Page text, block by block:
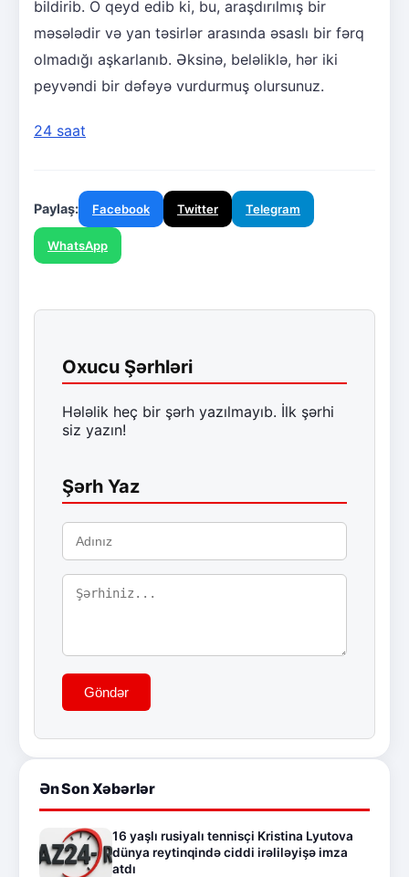
bildirib. O qeyd edib ki, bu, araşdırılmış bir
məsələdir və yan təsirlər arasında əsaslı bir fərq
olmadığı aşkarlanıb. Əksinə, beləliklə, hər iki
peyvəndi bir dəfəyə vurdurmuş olursunuz.
24 saat
Paylaş: Facebook Twitter Telegram
WhatsApp
Oxucu Şərhləri
Hələlik heç bir şərh yazılmayıb. İlk şərhi
siz yazın!
Şərh Yaz
Göndər
Ən Son Xəbərlər
16 yaşlı rusiyalı tennisçi Kristina Lyutova
dünya reytinqində ciddi irəliləyişə imza
atdı